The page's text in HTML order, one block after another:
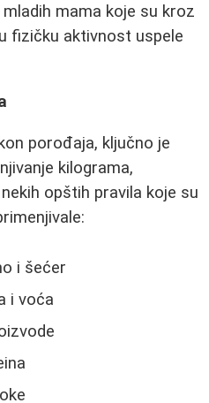
mama koje su kroz
fizičku aktivnost uspele
porođaja, ključno je
kilograma,
opštih pravila koje su
i šećer
i voća